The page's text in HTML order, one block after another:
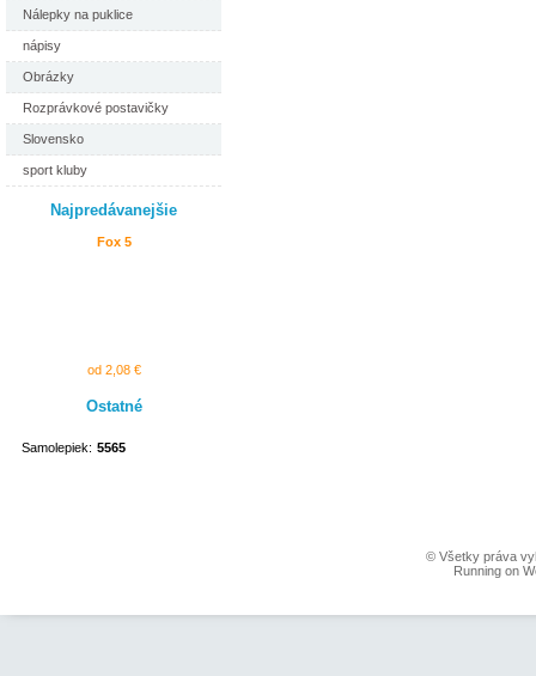
Nálepky na puklice
nápisy
Obrázky
Rozprávkové postavičky
Slovensko
sport kluby
Najpredávanejšie
Fox 5
od 2,08 €
Ostatné
Samolepiek: 5565
© Všetky práva
Running on